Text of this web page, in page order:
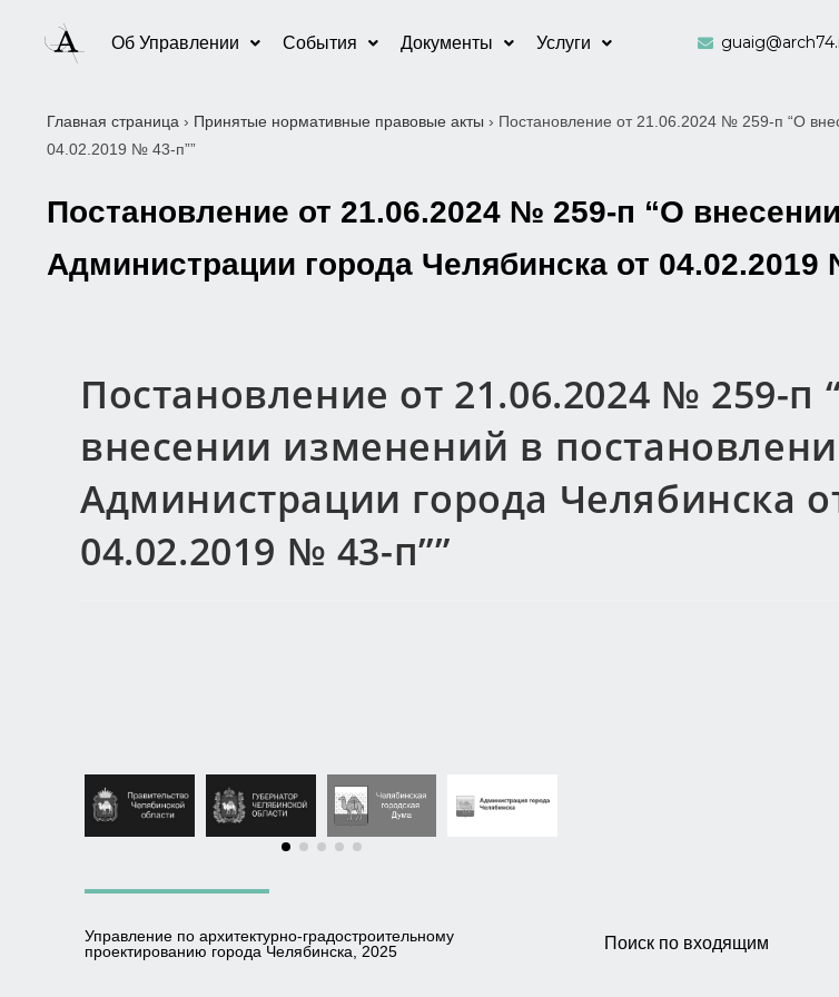
Об Управлении События Документы Услуги
Главная страница › Принятые нормативные правовые акты › Постановление от 21.06.2024 № 259-п “О
04.02.2019 № 43-п””
Постановление от 21.06.2024 № 259-п “О
Администрации города Челябинска от 04.02.2019
Постановление от 21.06.2024 № 259-п
внесении изменений в
Администрации города Челябинска
04.02.2019 № 43-п””
Управление по архитектурно-градостроительному
проектированию города Челябинска, 2025
Поиск по входящим